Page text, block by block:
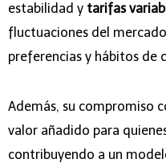
estabilidad y tarifas
fluctuaciones del
preferencias y hábitos de
Además, su compromiso
valor añadido para
contribuyendo a un